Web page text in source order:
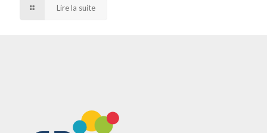
Lire la suite